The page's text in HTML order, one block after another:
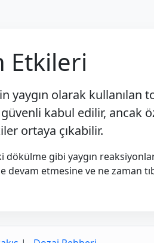
Etkileri
yaygın olarak kullanılan
kabul edilir, ancak
ortaya çıkabilir.
dökülme gibi yaygın
devam etmesine ve ne zaman